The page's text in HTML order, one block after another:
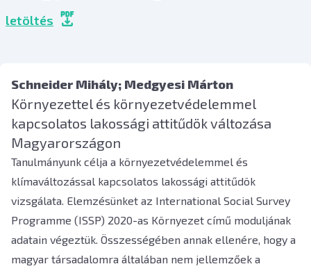
letöltés
Schneider Mihály; Medgyesi Márton
Környezettel és környezetvédelemmel
kapcsolatos lakossági attitűdök változása
Magyarországon
Tanulmányunk célja a környezetvédelemmel és
klímaváltozással kapcsolatos lakossági attitűdök
vizsgálata. Elemzésünket az International Social Survey
Programme (ISSP) 2020-as Környezet című moduljának
adatain végeztük. Összességében annak ellenére, hogy a
magyar társadalomra általában nem jellemzőek a